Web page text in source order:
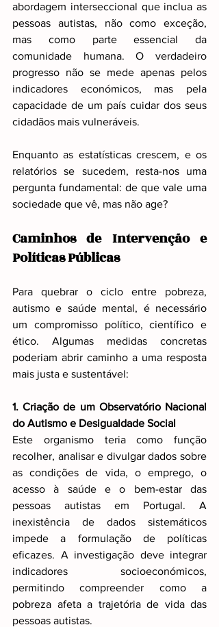
abordagem interseccional que inclua as
pessoas autistas, não como exceção,
mas como parte essencial da
comunidade humana. O verdadeiro
progresso não se mede apenas pelos
indicadores económicos, mas pela
capacidade de um país cuidar dos seus
cidadãos mais vulneráveis.
Enquanto as estatísticas crescem, e os
relatórios se sucedem, resta-nos uma
pergunta fundamental: de que vale uma
sociedade que vê, mas não age?
Caminhos de Intervenção e
Políticas Públicas
Para quebrar o ciclo entre pobreza,
autismo e saúde mental, é necessário
um compromisso político, científico e
ético. Algumas medidas concretas
poderiam abrir caminho a uma resposta
mais justa e sustentável:
1. Criação de um Observatório Nacional
do Autismo e Desigualdade Social
Este organismo teria como função
recolher, analisar e divulgar dados sobre
as condições de vida, o emprego, o
acesso à saúde e o bem-estar das
pessoas autistas em Portugal. A
inexistência de dados sistemáticos
impede a formulação de políticas
eficazes. A investigação deve integrar
indicadores socioeconómicos,
permitindo compreender como a
pobreza afeta a trajetória de vida das
pessoas autistas.